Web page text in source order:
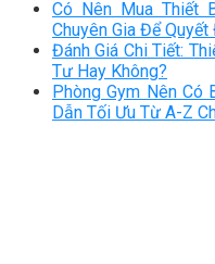
Có Nên Mua Thiết
Chuyên Gia Để
Đánh Giá Chi Tiết:
Tư Hay Không?
Phòng Gym Nên Có
Dẫn Tối Ưu Từ A-Z